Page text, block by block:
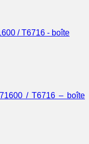
/ T6716 – boîte